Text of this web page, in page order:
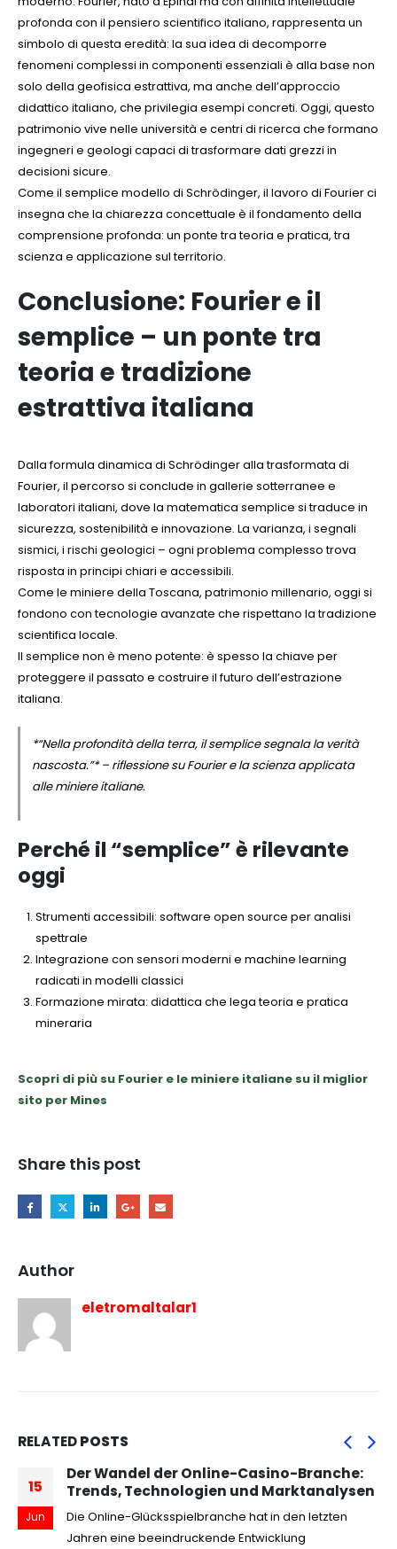
profonda con il pensiero scientifico italiano, rappresenta un
simbolo di questa eredità: la sua idea di decomporre
fenomeni complessi in componenti essenziali è alla base non
solo della geofisica estrattiva, ma anche dell’approccio
didattico italiano, che privilegia esempi concreti. Oggi, questo
patrimonio vive nelle università e centri di ricerca che formano
ingegneri e geologi capaci di trasformare dati grezzi in
decisioni sicure.
Come il semplice modello di Schrödinger, il lavoro di Fourier ci
insegna che la chiarezza concettuale è il fondamento della
comprensione profonda: un ponte tra teoria e pratica, tra
scienza e applicazione sul territorio.
Conclusione: Fourier e il
semplice – un ponte tra
teoria e tradizione
estrattiva italiana
Dalla formula dinamica di Schrödinger alla trasformata di
Fourier, il percorso si conclude in gallerie sotterranee e
laboratori italiani, dove la matematica semplice si traduce in
sicurezza, sostenibilità e innovazione. La varianza, i segnali
sismici, i rischi geologici – ogni problema complesso trova
risposta in principi chiari e accessibili.
Come le miniere della Toscana, patrimonio millenario, oggi si
fondono con tecnologie avanzate che rispettano la tradizione
scientifica locale.
Il semplice non è meno potente: è spesso la chiave per
proteggere il passato e costruire il futuro dell’estrazione
italiana.
*“Nella profondità della terra, il semplice segnala la verità
nascosta.”* – riflessione su Fourier e la scienza applicata
alle miniere italiane.
Perché il “semplice” è rilevante
oggi
Strumenti accessibili: software open source per analisi
spettrale
Integrazione con sensori moderni e machine learning
radicati in modelli classici
Formazione mirata: didattica che lega teoria e pratica
mineraria
Scopri di più su Fourier e le miniere italiane su il miglior
sito per Mines
Share this post
Author
eletromaltalar1
RELATEDPOSTS
15
Jun
Der Wandel der Online-Casino-Branche:
Trends, Technologien und Marktanalysen
Die Online-Glücksspielbranche hat in den letzten
Jahren eine beeindruckende Entwicklung